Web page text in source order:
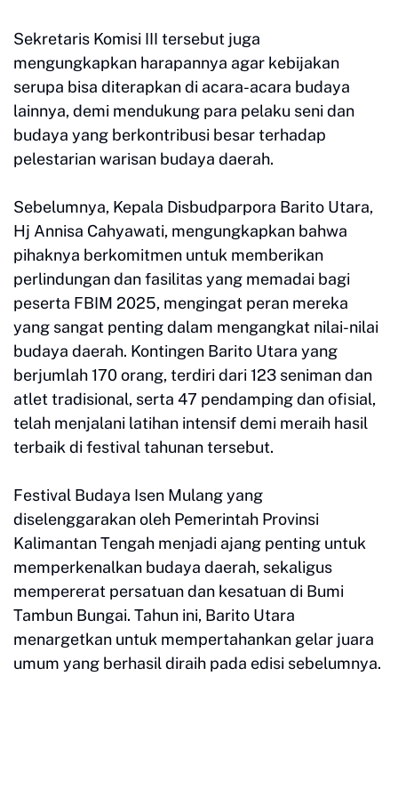
Sekretaris Komisi III tersebut juga
mengungkapkan harapannya agar kebijakan
serupa bisa diterapkan di acara-acara budaya
lainnya, demi mendukung para pelaku seni dan
budaya yang berkontribusi besar terhadap
pelestarian warisan budaya daerah.
Sebelumnya, Kepala Disbudparpora Barito Utara,
Hj Annisa Cahyawati, mengungkapkan bahwa
pihaknya berkomitmen untuk memberikan
perlindungan dan fasilitas yang memadai bagi
peserta FBIM 2025, mengingat peran mereka
yang sangat penting dalam mengangkat nilai-nilai
budaya daerah. Kontingen Barito Utara yang
berjumlah 170 orang, terdiri dari 123 seniman dan
atlet tradisional, serta 47 pendamping dan ofisial,
telah menjalani latihan intensif demi meraih hasil
terbaik di festival tahunan tersebut.
Festival Budaya Isen Mulang yang
diselenggarakan oleh Pemerintah Provinsi
Kalimantan Tengah menjadi ajang penting untuk
memperkenalkan budaya daerah, sekaligus
mempererat persatuan dan kesatuan di Bumi
Tambun Bungai. Tahun ini, Barito Utara
menargetkan untuk mempertahankan gelar juara
umum yang berhasil diraih pada edisi sebelumnya.